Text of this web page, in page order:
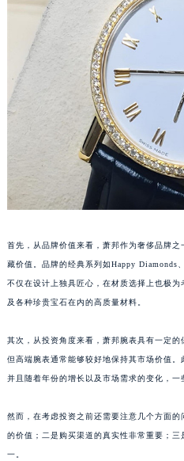
首先，从品牌价值来看，萧邦作为奢侈品牌
藏价值。品牌的经典系列如Happy Diamonds
不仅在设计上独具匠心，在材质选择上也极
及各种珍贵宝石在内的高质量材料。
其次，从投资角度来看，萧邦腕表具有一定的
但高端腕表通常能够较好地保持其市场价值。
并且随着年份的增长以及市场需求的变化，一
然而，在考虑投资之前还需要注意几个方面
的价值；二是购买渠道的真实性非常重要；
一。